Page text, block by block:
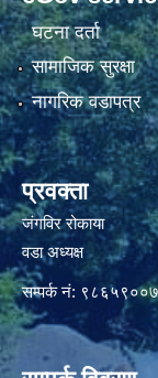
घटना दर्ता
सामाजिक सुरक्षा
नागरिक वडापत्र
प्रवक्ता
जंगविर रोकाया
वडा अध्यक्ष
सम्पर्क नं: